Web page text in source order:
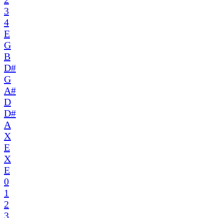
3
4
E
G
B
D#
G
A#
D
D#
A
X
E
X
E
0
1
2
3